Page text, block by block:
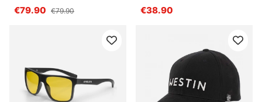
€79.90 €79.90
€38.90